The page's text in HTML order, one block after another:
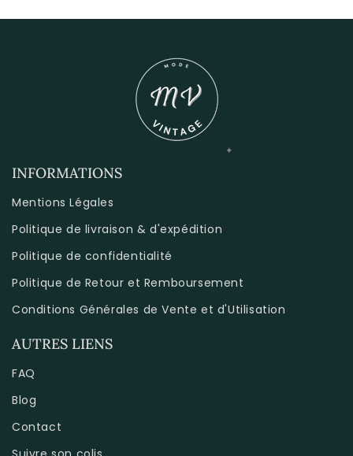
INFORMATIONS
Mentions Légales
Politique de livraison & d'expédition
Politique de confidentialité
Politique de Retour et Remboursement
Conditions Générales de Vente et d'Utilisation
AUTRES LIENS
FAQ
Blog
Contact